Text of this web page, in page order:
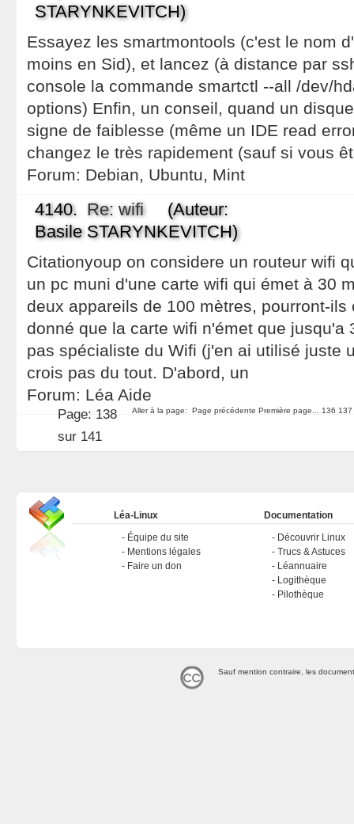
STARYNKEVITCH)
Essayez les smartmontools (c'est le nom
moins en Sid), et lancez (à distance par
console la commande smartctl --all /dev/
options) Enfin, un conseil, quand un
signe de faiblesse (même un IDE read
changez le très rapidement (sauf si vous
Forum: Debian, Ubuntu, Mint
4140. Re: wifi(Auteur:
Basile STARYNKEVITCH)
Citationyoup on considere un routeur wifi
un pc muni d'une carte wifi qui émet à 30
deux appareils de 100 mètres, pourront-ils
donné que la carte wifi n'émet que jusqu'a
pas spécialiste du Wifi (j'en ai utilisé juste
crois pas du tout. D'abord, un
Forum: Léa Aide
Aller à la page: Page précédente Première page... 136 137
Page: 138
sur 141
Léa-Linux
Équipe du site
Mentions légales
Faire un don
Documentation
Découvrir Linux
Trucs & Astuces
Léannuaire
Logithèque
Pilothèque
Sauf mention contraire, les